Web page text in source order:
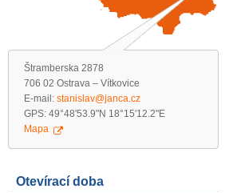
Štramberska 2878
706 02 Ostrava – Vítkovice
E-mail: stanislav@janca.cz
GPS: 49°48'53.9"N 18°15'12.2"E
Mapa
Otevírací doba